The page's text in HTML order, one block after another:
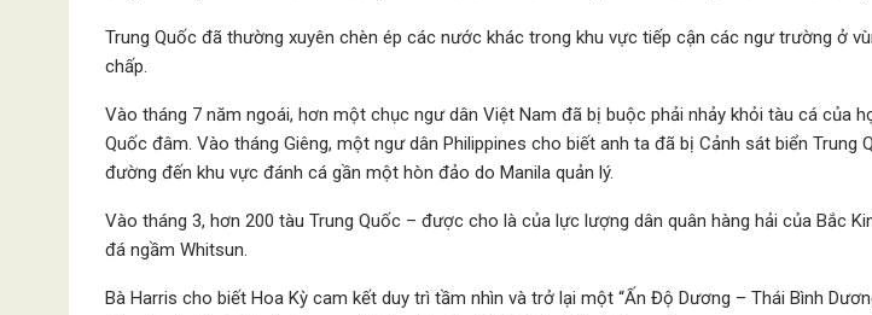
Trung Quốc đã thường xuyên chèn ép các nước khác trong khu vực tiếp cận các ngư trường ở
chấp.
Vào tháng 7 năm ngoái, hơn một chục ngư dân Việt Nam đã bị buộc phải nhảy khỏi tàu cá của
Quốc đâm. Vào tháng Giêng, một ngư dân Philippines cho biết anh ta đã bị Cảnh sát biển Trung
đường đến khu vực đánh cá gần một hòn đảo do Manila quản lý.
Vào tháng 3, hơn 200 tàu Trung Quốc – được cho là của lực lượng dân quân hàng hải của Bắc
đá ngầm Whitsun.
Bà Harris cho biết Hoa Kỳ cam kết duy trì tầm nhìn và trở lại một “Ấn Độ Dương – Thái Bình